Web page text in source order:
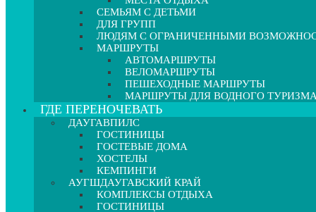
СЕМЬЯМ С ДЕТЬМИ
ДЛЯ ГРУПП
ЛЮДЯМ С ОГРАНИЧЕННЫМИ
МАРШРУТЫ
АВТОМАРШРУТЫ
ВЕЛОМАРШРУТЫ
ПЕШЕХОДНЫЕ МАРШРУТЫ
МАРШРУТЫ ДЛЯ ВОДНОГО ТУРИЗМА
ГДЕ ПЕРЕНОЧЕВАТЬ
ДАУГАВПИЛС
ГОСТИНИЦЫ
ГОСТЕВЫЕ ДОМА
ХОСТЕЛЫ
КЕМПИНГИ
АУГШДАУГАВСКИЙ КРАЙ
КОМПЛЕКСЫ ОТДЫХА
ГОСТИНИЦЫ